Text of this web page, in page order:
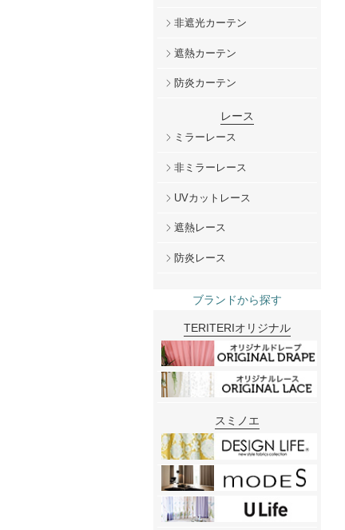
非遮光カーテン
遮熱カーテン
防炎カーテン
レース
ミラーレース
非ミラーレース
UVカットレース
遮熱レース
防炎レース
ブランドから探す
TERITERIオリジナル
スミノエ